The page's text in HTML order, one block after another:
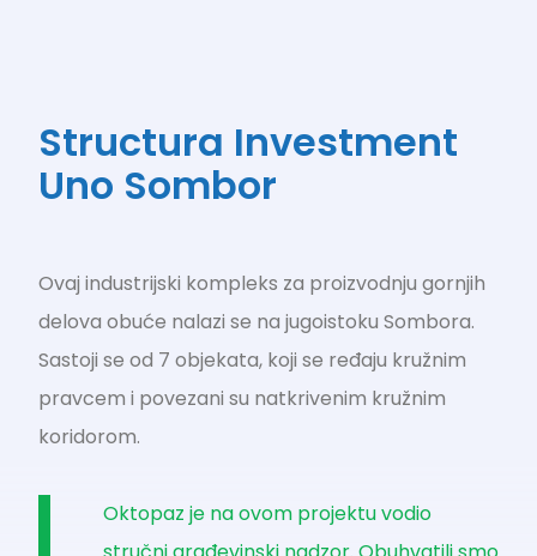
Structura Investment
Uno Sombor
Ovaj industrijski kompleks za proizvodnju gornjih
delova obuće nalazi se na jugoistoku Sombora.
Sastoji se od 7 objekata, koji se ređaju kružnim
pravcem i povezani su natkrivenim kružnim
koridorom.
Oktopaz je na ovom projektu vodio